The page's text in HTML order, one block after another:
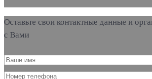
Оставьте свои контактные данные и
с Вами